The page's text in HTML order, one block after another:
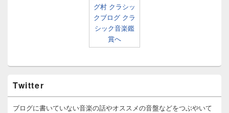
Twitter
ブログに書いていない音楽の話やオススメの音盤などをつぶやいて